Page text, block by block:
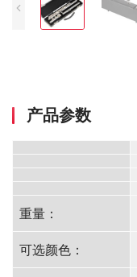
产品参数
重量：
可选颜色：